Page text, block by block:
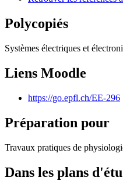
Polycopiés
Systèmes électriques et
Liens Moodle
https://go.epfl.ch/EE-296
Préparation pour
Travaux pratiques de
Dans les plans